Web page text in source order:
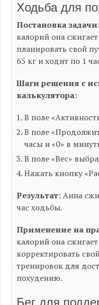
Ходьба для
Постановка
калорий она
планировать свой
65 кг и ходит по 1
Шаги решения с
калькулятора:
В поле
В поле
часы и «0» в
В поле «Вес»
Нажать кнопку
Результат:Анна
час ходьбы.
Применение на
калорий она
корректировать
тренировок для
похудению.
Бег для